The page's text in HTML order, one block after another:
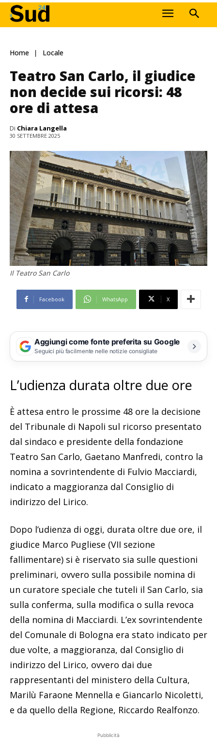
Home Locale
Teatro San Carlo, il giudice
non decide sui ricorsi: 48
ore di attesa
Di Chiara Langella
30 SETTEMBRE 2025
Il Teatro San Carlo
Facebook WhatsApp X
Aggiungi come fonte preferita su Google
Seguici più facilmente nelle notizie consigliate
L’udienza durata oltre due ore
È attesa entro le prossime 48 ore la decisione
del Tribunale di Napoli sul ricorso presentato
dal sindaco e presidente della fondazione
Teatro San Carlo, Gaetano Manfredi, contro la
nomina a sovrintendente di Fulvio Macciardi,
indicato a maggioranza dal Consiglio di
indirizzo del Lirico.
Dopo l’udienza di oggi, durata oltre due ore, il
giudice Marco Pugliese (VII sezione
fallimentare) si è riservato sia sulle questioni
preliminari, ovvero sulla possibile nomina di
un curatore speciale che tuteli il San Carlo, sia
sulla conferma, sulla modifica o sulla revoca
della nomina di Macciardi. L’ex sovrintendente
del Comunale di Bologna era stato indicato per
due volte, a maggioranza, dal Consiglio di
indirizzo del Lirico, ovvero dai due
rappresentanti del ministero della Cultura,
Marilù Faraone Mennella e Giancarlo Nicoletti,
e da quello della Regione, Riccardo Realfonzo.
Pubblicità